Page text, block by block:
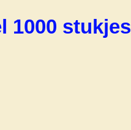
1000 stukjes